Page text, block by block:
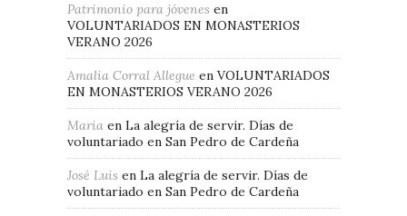
Patrimonio para jóvenes en
VOLUNTARIADOS EN MONASTERIOS
VERANO 2026
Amalia Corral Allegue en VOLUNTARIADOS
EN MONASTERIOS VERANO 2026
Maria en La alegría de servir. Días de
voluntariado en San Pedro de Cardeña
José Luis en La alegría de servir. Días de
voluntariado en San Pedro de Cardeña